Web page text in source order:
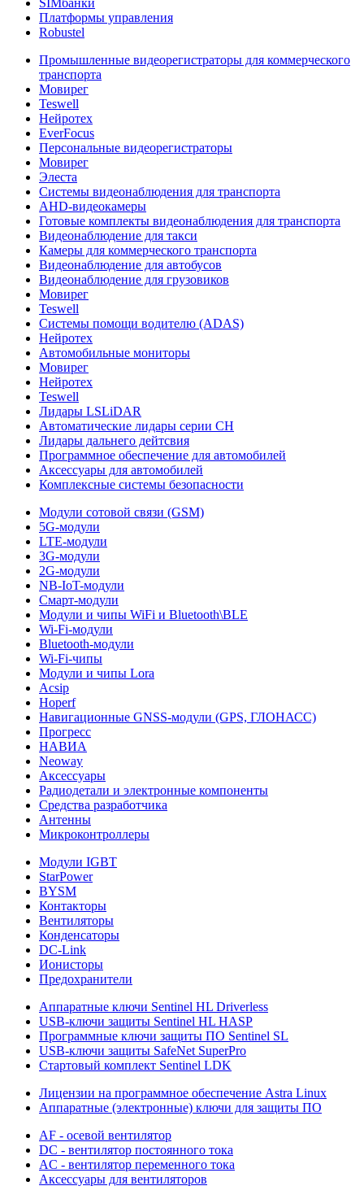
SIMбанки
Платформы управления
Robustel
Промышленные видеорегистраторы для коммерческого
транспорта
Мовирег
Teswell
Нейротех
EverFocus
Персональные видеорегистраторы
Мовирег
Элеста
Системы видеонаблюдения для транспорта
AHD-видеокамеры
Готовые комплекты видеонаблюдения для транспорта
Видеонаблюдение для такси
Камеры для коммерческого транспорта
Видеонаблюдение для автобусов
Видеонаблюдение для грузовиков
Мовирег
Teswell
Системы помощи водителю (ADAS)
Нейротех
Автомобильные мониторы
Мовирег
Нейротех
Teswell
Лидары LSLiDAR
Автоматические лидары серии CH
Лидары дальнего дейтсвия
Программное обеспечение для автомобилей
Аксессуары для автомобилей
Комплексные системы безопасности
Модули сотовой связи (GSM)
5G-модули
LTE-модули
3G-модули
2G-модули
NB-IoT-модули
Смарт-модули
Модули и чипы WiFi и Bluetooth\BLE
Wi-Fi-модули
Bluetooth-модули
Wi-Fi-чипы
Модули и чипы Lora
Acsip
Hoperf
Навигационные GNSS-модули (GPS, ГЛОНАСС)
Прогресс
НАВИА
Neoway
Аксессуары
Радиодетали и электронные компоненты
Средства разработчика
Антенны
Микроконтроллеры
Модули IGBT
StarPower
BYSM
Контакторы
Вентиляторы
Конденсаторы
DC-Link
Ионисторы
Предохранители
Аппаратные ключи Sentinel HL Driverless
USB-ключи защиты Sentinel HL HASP
Программные ключи защиты ПО Sentinel SL
USB-ключи защиты SafeNet SuperPro
Стартовый комплект Sentinel LDK
Лицензии на программное обеспечение Astra Linux
Аппаратные (электронные) ключи для защиты ПО
AF - осевой вентилятор
DC - вентилятор постоянного тока
AC - вентилятор переменного тока
Аксессуары для вентиляторов